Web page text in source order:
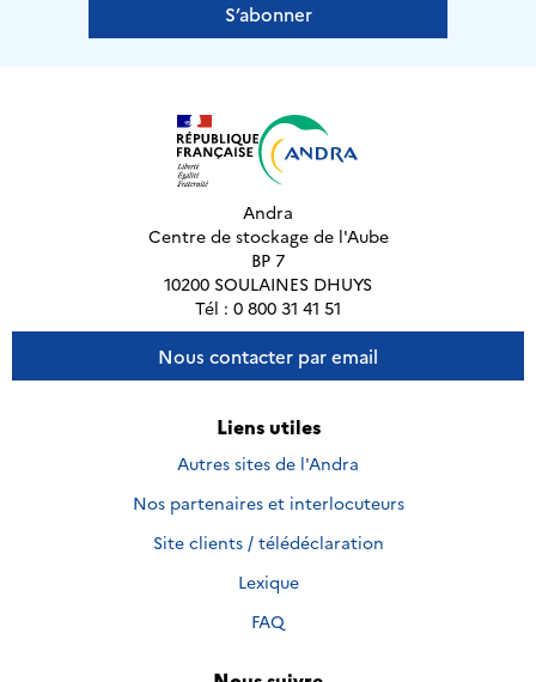
S’abonner
Andra
Centre de stockage de l'Aube
BP 7
10200 SOULAINES DHUYS
Tél : 0 800 31 41 51
Nous contacter par email
Liens utiles
Autres sites de l'Andra
Nos partenaires et interlocuteurs
Site clients / télédéclaration
Lexique
FAQ